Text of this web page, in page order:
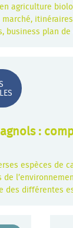
agriculture
business plan
:
espèces de
des différentes